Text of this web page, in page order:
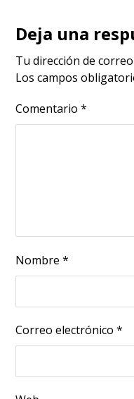
Deja una
Tu dirección de
Los campos
Comentario*
Nombre*
Correo electrónico*